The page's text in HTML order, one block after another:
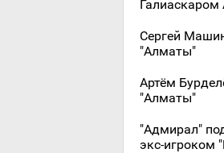
Сергей
"Алматы"
Артём
"Алматы"
"Адмирал"
экс-игроком